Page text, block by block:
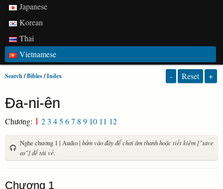
Japanese
Korean
Thai
Vietnamese
Search/Bibles/Index - Reset +
Đa-ni-ên
Chương: 1 23 45 67 8 9 10 11 12
Nghe chương 1 | Audio | bấm vào đây để chơi âm thanh hoặc tiết kiệm ["save
as"] để tải về.
Chương 1